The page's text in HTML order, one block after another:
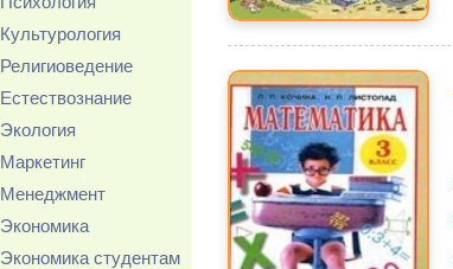
Культурология
Религиоведение
Естествознание
Экология
Маркетинг
Менеджмент
Экономика
Экономика студентам